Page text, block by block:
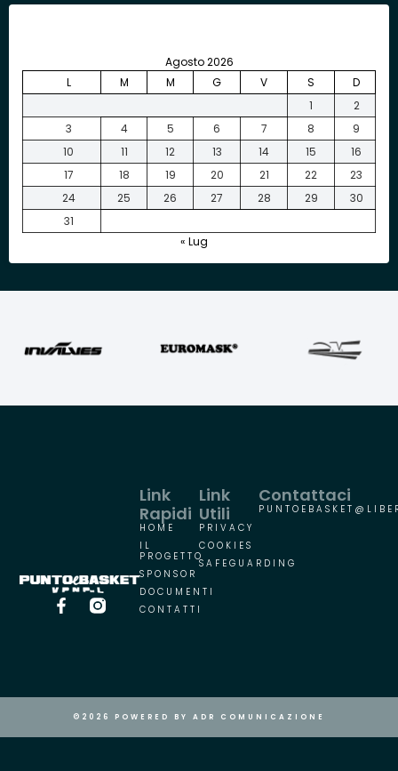
Agosto 2026
L
M M G V S
D
1
2
3
4 5 6 7 8
9
10
11 12 13 14 15
16
17
18 19 20 21 22
23
24
25 26 27 28 29
30
31
« Lug
Link
Utili
PRIVACY
COOKIES
SAFEGUARDING
Link
Rapidi
HOME
IL
PROGETTO
SPONSOR
DOCUMENTI
CONTATTI
Contattaci
©2026 POWERED BY ADR COMUNICAZIONE